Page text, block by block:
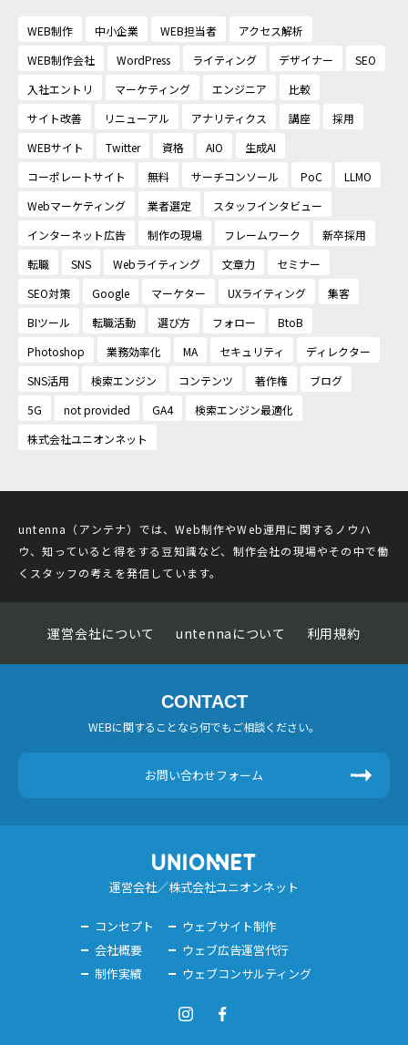
WEB制作 中小企業 WEB担当者
アクセス解析
WEB制作会社
WordPress ライティング デザイナー
SEO
入社エントリ
マーケティング エンジニア
比較
サイト改善
リニューアル アナリティクス 講座
採用
WEBサイト
Twitter 資格 AIO
生成AI
コーポレートサイト
無料 サーチコンソール PoC
LLMO
Webマーケティング
業者選定
スタッフインタビュー
インターネット広告
制作の現場 フレームワーク
新卒採用
転職
SNS Webライティング 文章力
セミナー
SEO対策
Google マーケター UXライティング
集客
BIツール
転職活動 選び方 フォロー
BtoB
Photoshop
業務効率化 MA セキュリティ
ディレクター
SNS活用
検索エンジン コンテンツ 著作権
ブログ
5G
not provided GA4
検索エンジン最適化
株式会社ユニオンネット
untenna（アンテナ）では、Web制作やWeb運用に関するノウハ
ウ、知っていると得をする豆知識など、制作会社の現場やその中で働
くスタッフの考えを発信しています。
運営会社について untennaについて 利用規約
CONTACT
WEBに関することなら何でもご相談ください。
お問い合わせフォーム
運営会社／株式会社ユニオンネット
コンセプト
ウェブサイト制作
会社概要
ウェブ広告運営代行
制作実績
ウェブコンサルティング